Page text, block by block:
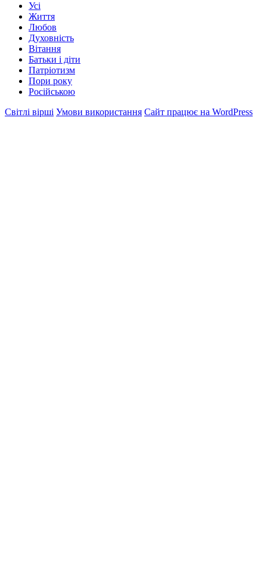
Усі
Життя
Любов
Духовність
Вітання
Батьки і діти
Патріотизм
Пори року
Російською
Світлі вірші Умови використання Сайт працює на WordPress